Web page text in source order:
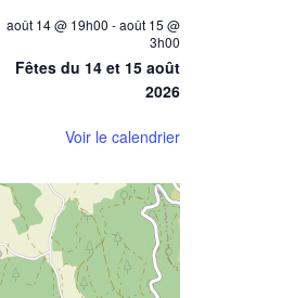
août 14 @ 19h00 -août 15 @
3h00
Fêtes du 14 et 15 août
2026
Voir le calendrier